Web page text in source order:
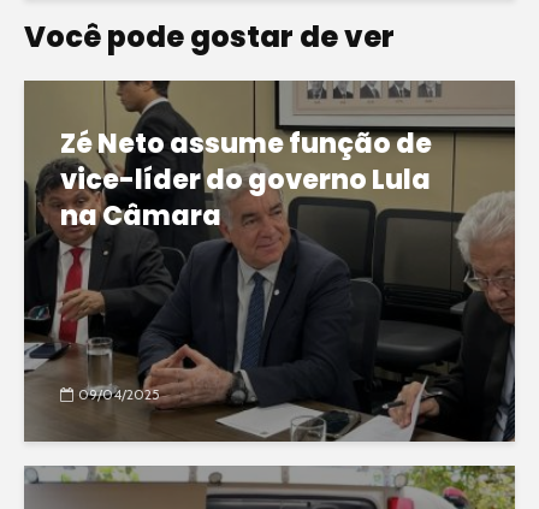
Você pode gostar de ver
Zé Neto assume função de
vice-líder do governo Lula
na Câmara
09/04/2025